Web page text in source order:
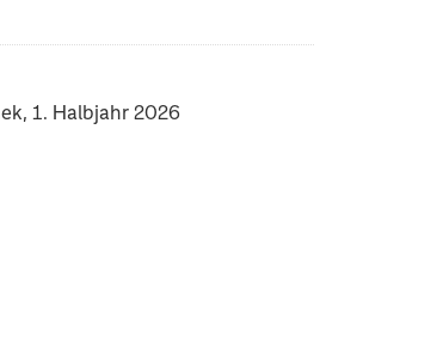
1. Halbjahr 2026